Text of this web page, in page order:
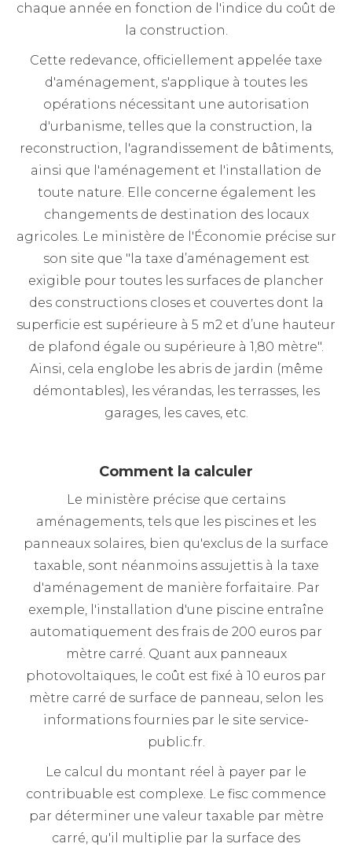
chaque année en fonction de l'indice du coût de
la construction.
Cette redevance, officiellement appelée taxe
d'aménagement, s'applique à toutes les
opérations nécessitant une autorisation
d'urbanisme, telles que la construction, la
reconstruction, l'agrandissement de bâtiments,
ainsi que l'aménagement et l'installation de
toute nature. Elle concerne également les
changements de destination des locaux
agricoles. Le ministère de l'Économie précise sur
son site que "la taxe d’aménagement est
exigible pour toutes les surfaces de plancher
des constructions closes et couvertes dont la
superficie est supérieure à 5 m2 et d’une hauteur
de plafond égale ou supérieure à 1,80 mètre".
Ainsi, cela englobe les abris de jardin (même
démontables), les vérandas, les terrasses, les
garages, les caves, etc.
Comment la calculer
Le ministère précise que certains
aménagements, tels que les piscines et les
panneaux solaires, bien qu'exclus de la surface
taxable, sont néanmoins assujettis à la taxe
d'aménagement de manière forfaitaire. Par
exemple, l'installation d'une piscine entraîne
automatiquement des frais de 200 euros par
mètre carré. Quant aux panneaux
photovoltaïques, le coût est fixé à 10 euros par
mètre carré de surface de panneau, selon les
informations fournies par le site service-
public.fr.
Le calcul du montant réel à payer par le
contribuable est complexe. Le fisc commence
par déterminer une valeur taxable par mètre
carré, qu'il multiplie par la surface des